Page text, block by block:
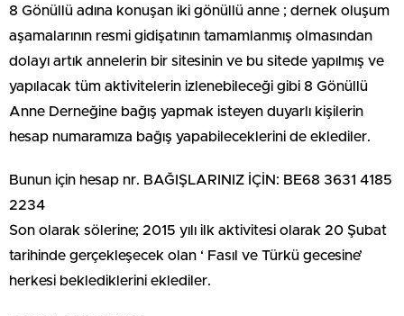
8 Gönüllü adına konuşan iki gönüllü anne ; dernek oluşum
aşamalarının resmi gidişatının tamamlanmış olmasından
dolayı artık annelerin bir sitesinin ve bu sitede yapılmış ve
yapılacak tüm aktivitelerin izlenebileceği gibi 8 Gönüllü
Anne Derneğine bağış yapmak isteyen duyarlı kişilerin
hesap numaramıza bağış yapabileceklerini de eklediler.
Bunun için hesap nr. BAĞIŞLARINIZ İÇİN: BE68 3631 4185
2234
Son olarak sölerine; 2015 yılı ilk aktivitesi olarak 20 Şubat
tarihinde gerçekleşecek olan ‘ Fasıl ve Türkü gecesine’
herkesi beklediklerini eklediler.